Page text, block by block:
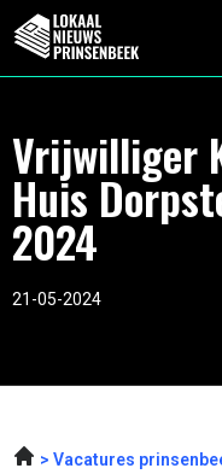
Vrijwilliger
Huis
2024
21-05-2024
Vacatures